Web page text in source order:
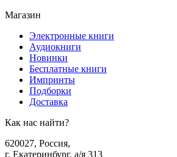
Магазин
Электронные книги
Аудиокниги
Новинки
Бесплатные книги
Импринты
Подборки
Доставка
Как нас найти?
620027, Россия,
г. Екатеринбург, а/я 313